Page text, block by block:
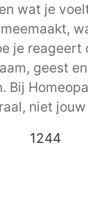
wat je
je reageert
geest
Bij
niet